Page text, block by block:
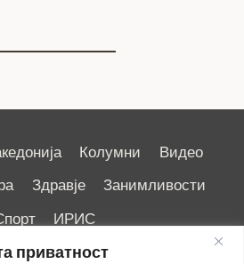
приватност
Колумни
Видео
Здравје
Занимливости
ИРИС